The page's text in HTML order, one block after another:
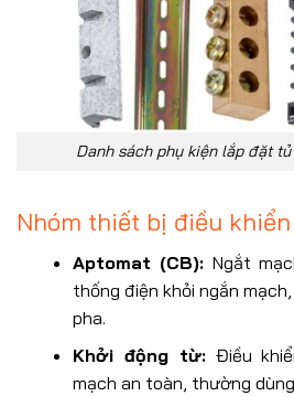
Danh sách phụ kiện lắp đặt
Nhóm thiết bị điều
Aptomat (CB): Ngắt
thống điện khỏi ngắn
pha.
Khởi động từ:Điều
mạch an toàn, thường